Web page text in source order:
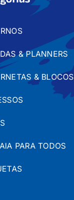
& PLANNERS
& BLOCOS
PARA TODOS